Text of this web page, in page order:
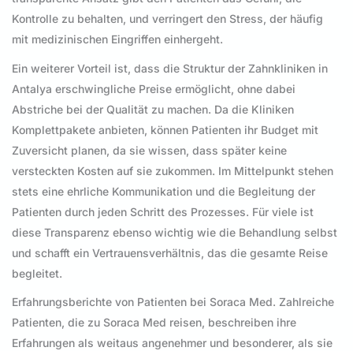
Kontrolle zu behalten, und verringert den Stress, der häufig
mit medizinischen Eingriffen einhergeht.
Ein weiterer Vorteil ist, dass die Struktur der Zahnkliniken in
Antalya erschwingliche Preise ermöglicht, ohne dabei
Abstriche bei der Qualität zu machen. Da die Kliniken
Komplettpakete anbieten, können Patienten ihr Budget mit
Zuversicht planen, da sie wissen, dass später keine
versteckten Kosten auf sie zukommen. Im Mittelpunkt stehen
stets eine ehrliche Kommunikation und die Begleitung der
Patienten durch jeden Schritt des Prozesses. Für viele ist
diese Transparenz ebenso wichtig wie die Behandlung selbst
und schafft ein Vertrauensverhältnis, das die gesamte Reise
begleitet.
Erfahrungsberichte von Patienten bei Soraca Med. Zahlreiche
Patienten, die zu Soraca Med reisen, beschreiben ihre
Erfahrungen als weitaus angenehmer und besonderer, als sie